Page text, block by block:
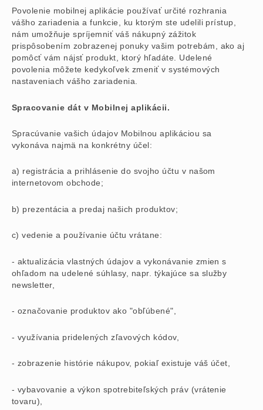
Povolenie mobilnej aplikácie používať určité rozhrania
vášho zariadenia a funkcie, ku ktorým ste udelili prístup,
nám umožňuje spríjemniť váš nákupný zážitok
prispôsobením zobrazenej ponuky vašim potrebám, ako aj
pomôcť vám nájsť produkt, ktorý hľadáte. Udelené
povolenia môžete kedykoľvek zmeniť v systémových
nastaveniach vášho zariadenia.
Spracovanie dát v Mobilnej aplikácii.
Spracúvanie vašich údajov Mobilnou aplikáciou sa
vykonáva najmä na konkrétny účel:
a) registrácia a prihlásenie do svojho účtu v našom
internetovom obchode;
b) prezentácia a predaj našich produktov;
c) vedenie a používanie účtu vrátane:
- aktualizácia vlastných údajov a vykonávanie zmien s
ohľadom na udelené súhlasy, napr. týkajúce sa služby
newsletter,
- označovanie produktov ako "obľúbené",
- využívania pridelených zľavových kódov,
- zobrazenie histórie nákupov, pokiaľ existuje váš účet,
- vybavovanie a výkon spotrebiteľských práv (vrátenie
tovaru),